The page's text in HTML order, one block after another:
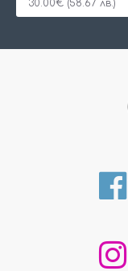
30.00€ (58.67 лв.)